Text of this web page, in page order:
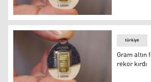
Gram altın
türkiye
Gram altın
rekor kırdı